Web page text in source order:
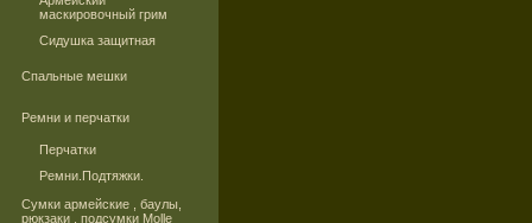
маскировочный грим
Сидушка защитная
Спальные мешки
Ремни и перчатки
Перчатки
Ремни.Подтяжки.
Сумки армейские , баулы,
рюкзаки , подсумки Molle